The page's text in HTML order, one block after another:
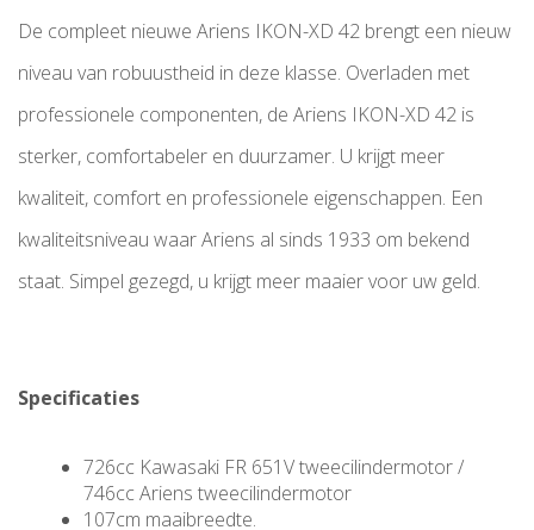
De compleet nieuwe Ariens IKON-XD 42 brengt een nieuw
niveau van robuustheid in deze klasse. Overladen met
professionele componenten, de Ariens IKON-XD 42 is
sterker, comfortabeler en duurzamer. U krijgt meer
kwaliteit, comfort en professionele eigenschappen. Een
kwaliteitsniveau waar Ariens al sinds 1933 om bekend
staat. Simpel gezegd, u krijgt meer maaier voor uw geld.
Specificaties
726cc Kawasaki FR 651V tweecilindermotor /
746cc Ariens tweecilindermotor
107cm maaibreedte.